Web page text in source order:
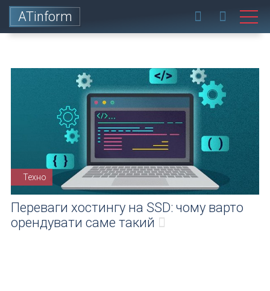
ATinform
Техно
Переваги хостингу на SSD: чому варто
орендувати саме такий